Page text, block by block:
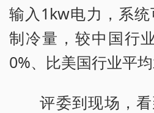
输入1kw电力，系
制冷量，较中国行
0%、比美国行业平均
评委到现场，